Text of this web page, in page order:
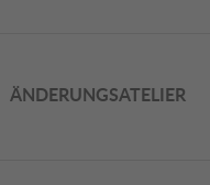
ÄNDERUNGSATELIER